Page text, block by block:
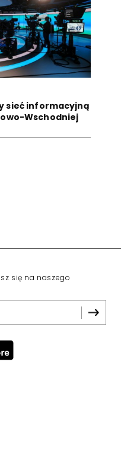
sieć informacyjną
Wschodniej
się na naszego